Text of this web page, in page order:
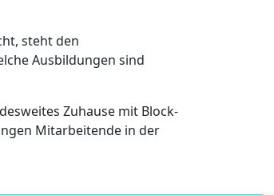
steht den
Ausbildungen sind
Zuhause mit Block-
Mitarbeitende in der